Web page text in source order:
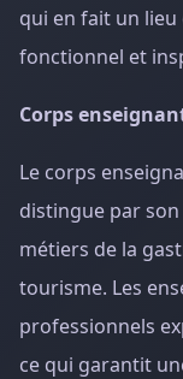
qui en fait un
fonctionnel et
Corps
Le corps
distingue par
métiers de la
tourisme. Les
professionnels
ce qui garantit